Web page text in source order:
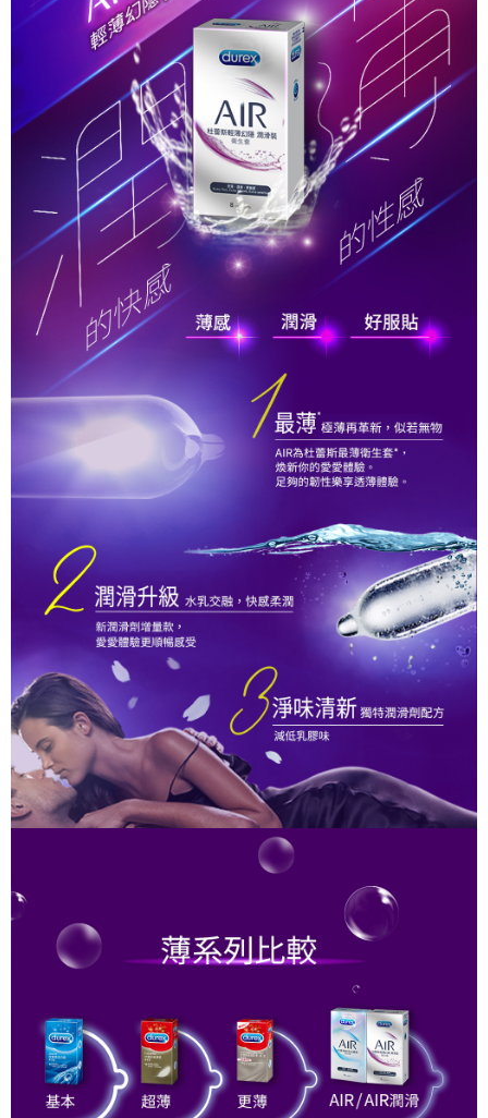
請求用戶進行身份認證。
５．嚴禁一人註冊多個帳號或使用他人資訊註冊。若發現惡意使用之情形，
恩沛科技股份有限公司將有權停止該用戶之使用額度並採取法律行動。